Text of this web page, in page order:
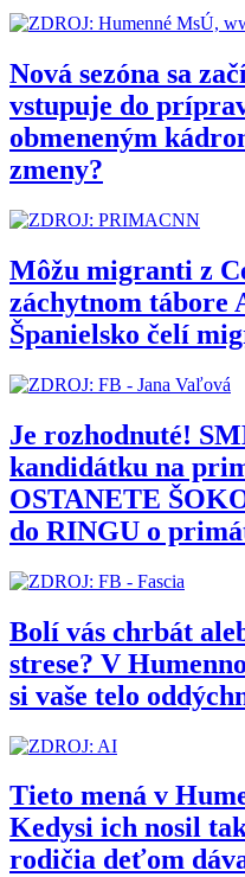
Nová sezóna sa
vstupuje do
obmeneným
zmeny?
Môžu migranti z
záchytnom tábore
Španielsko čelí
Je rozhodnuté!
kandidátku na
OSTANETE
do RINGU o
Bolí vás chrbát
strese? V
si vaše telo
Tieto mená v
Kedysi ich nosil
rodičia deťom